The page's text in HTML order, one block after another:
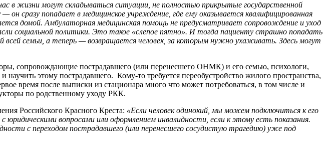
в жизни могут складываться ситуации, не полностью прикрытые государственной
сразу попадает в медицинское учреждение, где ему оказывается квалифицированная
домой. Амбулаторная медицинская помощь не предусматривает сопровождение и уход
социальной политики. Это такое «слепое пятно». И тогда пациенту страшно попадать
всей семьи, а теперь — возвращается человек, за которым нужно ухаживать. Здесь могут
сопровождающие пострадавшего (или перенесшего ОНМК) и его семью, психологи,
этому пострадавшего. Кому-то требуется переобустройство жилого пространства,
время после выписки из стационара много что может потребоваться, в том числе и
по родственному уходу РКК.
Российского Красного Креста: «Если человек одинокий, мы можем подключиться к его
юридическими вопросами или оформлением инвалидности, если к этому есть показания.
с переходом пострадавшего (или перенесшего сосудистую трагедию) уже под